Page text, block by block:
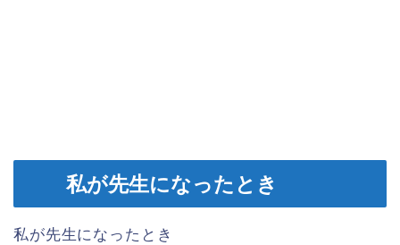
私が先生になったとき
私が先生になったとき